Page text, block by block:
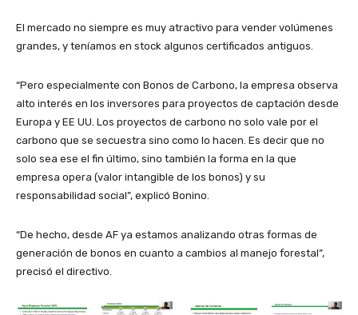
El mercado no siempre es muy atractivo para vender volúmenes
grandes, y teníamos en stock algunos certificados antiguos.
“Pero especialmente con Bonos de Carbono, la empresa observa
alto interés en los inversores para proyectos de captación desde
Europa y EE UU. Los proyectos de carbono no solo vale por el
carbono que se secuestra sino como lo hacen. Es decir que no
solo sea ese el fin último, sino también la forma en la que
empresa opera (valor intangible de los bonos) y su
responsabilidad social”, explicó Bonino.
“De hecho, desde AF ya estamos analizando otras formas de
generación de bonos en cuanto a cambios al manejo forestal”,
precisó el directivo.